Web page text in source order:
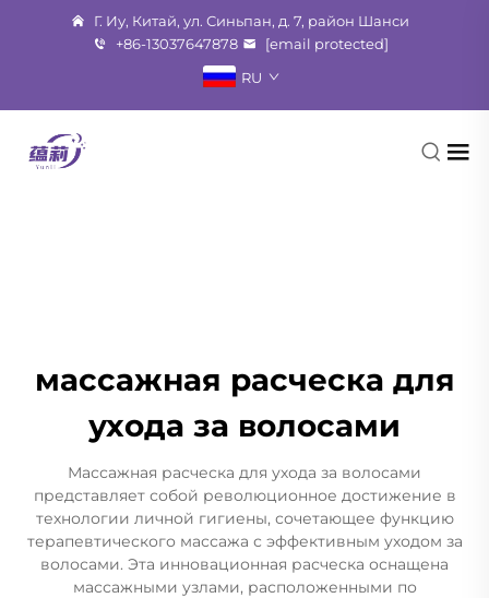
Г. Иу, Китай, ул. Синьпан, д. 7, район Шанси
+86-13037647878
[email protected]
RU
массажная расческа для
ухода за волосами
Массажная расческа для ухода за волосами
представляет собой революционное достижение в
технологии личной гигиены, сочетающее функцию
терапевтического массажа с эффективным уходом за
волосами. Эта инновационная расческа оснащена
массажными узлами, расположенными по